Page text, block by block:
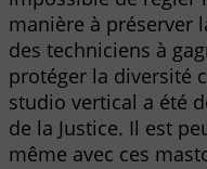
manière à préserver
des techniciens à
protéger la diversité
studio vertical a été
de la Justice. Il est
même avec ces